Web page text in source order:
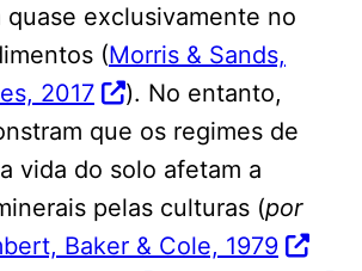
quase exclusivamente no
(Morris & Sands,
2017
). No entanto,
que os regimes de
vida do solo afetam a
pelas culturas (por
Baker & Cole, 1979